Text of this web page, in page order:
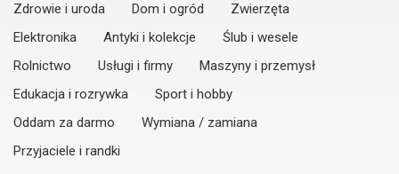
Zdrowie i uroda
Dom i ogród
Zwierzęta
Elektronika
Antyki i kolekcje
Ślub i wesele
Rolnictwo
Usługi i firmy
Maszyny i przemysł
Edukacja i rozrywka
Sport i hobby
Oddam za darmo
Wymiana / zamiana
Przyjaciele i randki